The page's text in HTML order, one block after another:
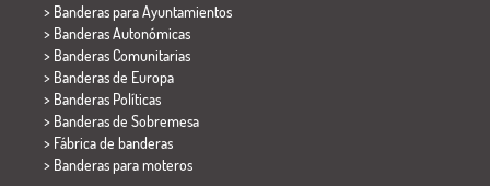
> Banderas para Ayuntamientos
> Banderas Autonómicas
> Banderas Comunitarias
> Banderas de Europa
> Banderas Políticas
> Banderas de Sobremesa
> Fábrica de banderas
> Banderas para moteros